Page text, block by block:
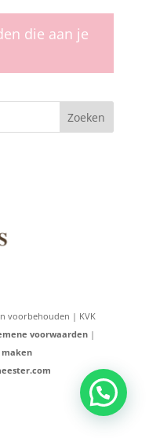
die aan je
Zoeken
voorbehouden | KVK
voorwaarden|
maken